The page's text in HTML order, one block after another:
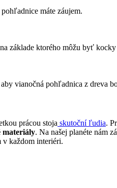
máte záujem.
základe ktorého môžu byť
vianočná pohľadnica z dreva
prácou stoja skutoční ľudia.
materiály. Na našej planéte nám
v každom interiéri.